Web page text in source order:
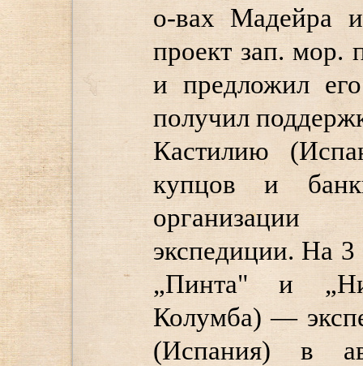
о-вах Мадейра
проект зап.
и предложил
получил
Кастилию
купцов и
организации
экспедиции. На
„Пинта" и
Колумба) —
(Испания) в